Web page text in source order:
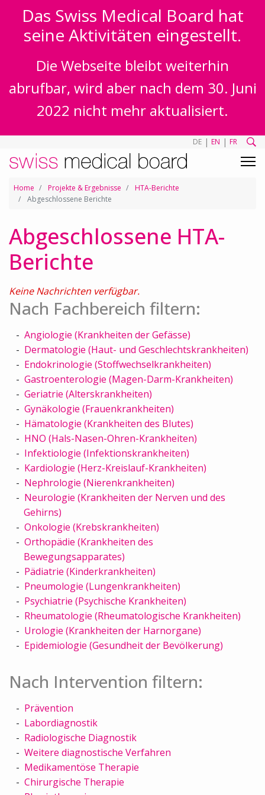
Das Swiss Medical Board hat
seine Aktivitäten eingestellt.
Die Webseite bleibt weiterhin
abrufbar, wird aber nach dem 30. Juni
2022 nicht mehr aktualisiert.
DE | EN | FR
Home Projekte & Ergebnisse
HTA-Berichte
Abgeschlossene Berichte
Abgeschlossene HTA-
Berichte
Keine Nachrichten verfügbar.
Nach Fachbereich filtern:
Angiologie (Krankheiten der Gefässe)
Dermatologie (Haut- und Geschlechtskrankheiten)
Endokrinologie (Stoffwechselkrankheiten)
Gastroenterologie (Magen-Darm-Krankheiten)
Geriatrie (Alterskrankheiten)
Gynäkologie (Frauenkrankheiten)
Hämatologie (Krankheiten des Blutes)
HNO (Hals-Nasen-Ohren-Krankheiten)
Infektiologie (Infektionskrankheiten)
Kardiologie (Herz-Kreislauf-Krankheiten)
Nephrologie (Nierenkrankheiten)
Neurologie (Krankheiten der Nerven und des
Gehirns)
Onkologie (Krebskrankheiten)
Orthopädie (Krankheiten des
Bewegungsapparates)
Pädiatrie (Kinderkrankheiten)
Pneumologie (Lungenkrankheiten)
Psychiatrie (Psychische Krankheiten)
Rheumatologie (Rheumatologische Krankheiten)
Urologie (Krankheiten der Harnorgane)
Epidemiologie (Gesundheit der Bevölkerung)
Nach Intervention filtern:
Prävention
Labordiagnostik
Radiologische Diagnostik
Weitere diagnostische Verfahren
Medikamentöse Therapie
Chirurgische Therapie